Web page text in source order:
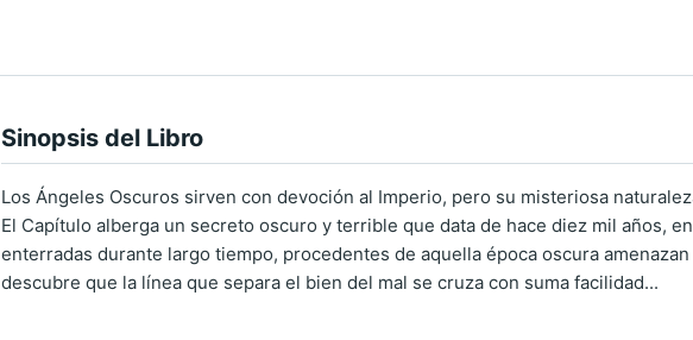
Sinopsis del Libro
Los Ángeles Oscuros sirven con devoción al Imperio, pero su misteriosa
El Capítulo alberga un secreto oscuro y terrible que data de hace diez mil años,
enterradas durante largo tiempo, procedentes de aquella época oscura
descubre que la línea que separa el bien del mal se cruza con suma facilidad...